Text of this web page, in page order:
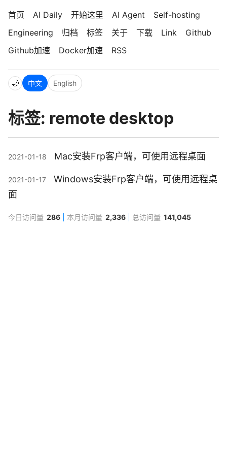
首页 AI Daily 开始这里 AI Agent
Self-hosting
Engineering
归档 标签 关于 下载 Link
Github
Github加速
Docker加速 RSS
🌙 中文 English
标签: remote desktop
2021-01-18 Mac安装Frp客户端，可使用远程桌面
2021-01-17
Windows安装Frp客户端，可使用远程桌
面
今日访问量 286 本月访问量 2,336 总访问量 141,045